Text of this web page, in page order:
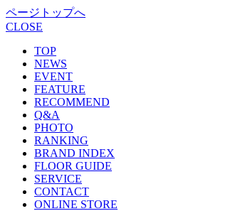
ページトップへ
CLOSE
TOP
NEWS
EVENT
FEATURE
RECOMMEND
Q&A
PHOTO
RANKING
BRAND INDEX
FLOOR GUIDE
SERVICE
CONTACT
ONLINE STORE